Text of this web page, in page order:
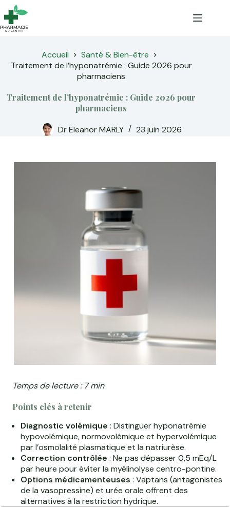
Passer
au
contenu
Accueil
Santé & Bien-être
Traitement de l’hyponatrémie : Guide 2026 pour
pharmaciens
Traitement de l’hyponatrémie : Guide 2026 pour
pharmaciens
Dr Eleanor MARLY
23 juin 2026
Temps de lecture : 7 min
Points clés à retenir
Diagnostic volémique : Distinguer hyponatrémie
hypovolémique, normovolémique et hypervolémique
par l’osmolalité plasmatique et la natriurèse.
Correction contrôlée : Ne pas dépasser 0,5 mEq/L
par heure pour éviter la myélinolyse centro-pontine.
Options médicamenteuses : Vaptans (antagonistes
de la vasopressine) et urée orale offrent des
alternatives à la restriction hydrique.